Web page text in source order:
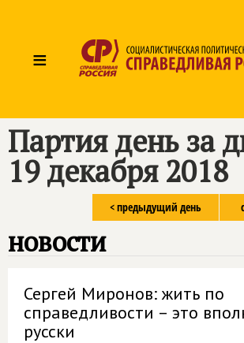
≡
Партия день за
19 декабря 2018
< предыдущий день
новости
Сергей Миронов: жить по
справедливости – это
русски